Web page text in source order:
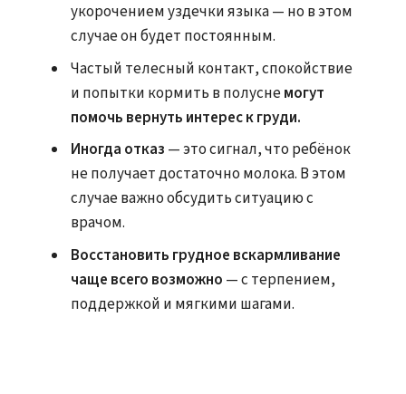
укорочением уздечки языка — но в этом
случае он будет постоянным.
Частый телесный контакт, спокойствие
и попытки кормить в полуснемогут
помочь вернуть интерес к груди.
Иногда отказ — это сигнал, что ребёнок
не получает достаточно молока. В этом
случае важно обсудить ситуацию с
врачом.
Восстановить грудное вскармливание
чаще всего возможно — с терпением,
поддержкой и мягкими шагами.